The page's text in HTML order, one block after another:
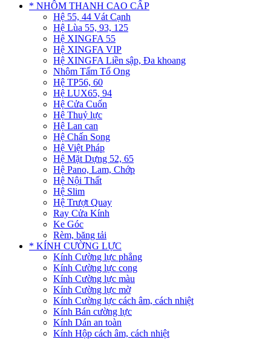
* NHÔM THANH CAO CẤP
Hệ 55, 44 Vát Cạnh
Hệ Lùa 55, 93, 125
Hệ XINGFA 55
Hệ XINGFA VIP
Hệ XINGFA Liền sập, Đa khoang
Nhôm Tấm Tổ Ong
Hệ TP56, 60
Hệ LUX65, 94
Hệ Cửa Cuốn
Hệ Thuỷ lực
Hệ Lan can
Hệ Chấn Song
Hệ Việt Pháp
Hệ Mặt Dựng 52, 65
Hệ Pano, Lam, Chớp
Hệ Nội Thất
Hệ Slim
Hệ Trượt Quay
Ray Cửa Kính
Ke Góc
Rèm, băng tải
* KÍNH CƯỜNG LỰC
Kính Cường lực phẳng
Kính Cường lực cong
Kính Cường lực màu
Kính Cường lực mờ
Kính Cường lực cách âm, cách nhiệt
Kính Bán cường lực
Kính Dán an toàn
Kính Hộp cách âm, cách nhiệt